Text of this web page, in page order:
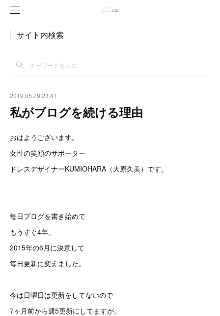
サイト内検索
2019.05.29 23:41
私がブログを続ける理由
おはようございます。
女性の笑顔のサポーター
ドレスデザイナーKUMIOHARA（大原久美）です。
毎日ブログを書き始めて
もうすぐ4年。
2015年の6月に決意して
毎日更新に変えました。
今は日曜日は更新をしてないので
7ヶ月前から週5更新にしてますが。